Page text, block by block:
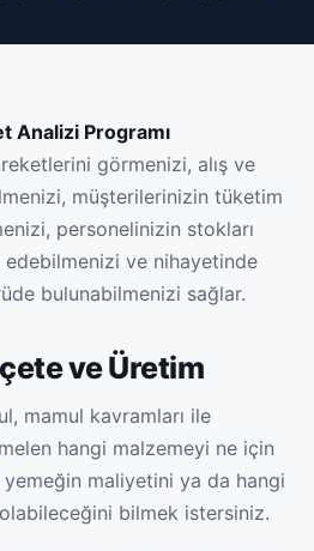
Analizi Programı
görmenizi, alış ve
müşterilerinizin tüketim
personelinizin stokları
ve nihayetinde
bulunabilmenizi sağlar.
ve Üretim
mamul kavramları ile
hangi malzemeyi ne için
yemeğin maliyetini ya da hangi
bilmek istersiniz.